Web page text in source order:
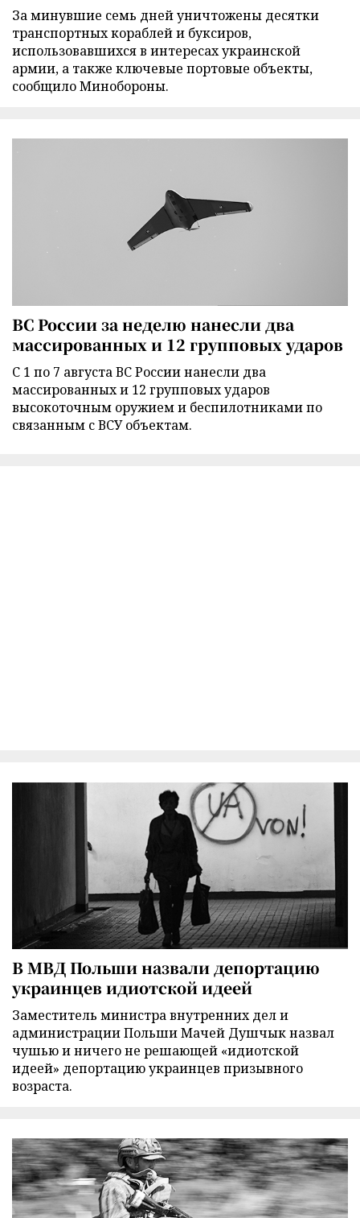
За минувшие семь дней уничтожены десятки
транспортных кораблей и буксиров,
использовавшихся в интересах украинской
армии, а также ключевые портовые объекты,
сообщило Минобороны.
ВС России за неделю нанесли два
массированных и 12 групповых ударов
С 1 по 7 августа ВС России нанесли два
массированных и 12 групповых ударов
высокоточным оружием и беспилотниками по
связанным с ВСУ объектам.
В МВД Польши назвали депортацию
украинцев идиотской идеей
Заместитель министра внутренних дел и
администрации Польши Мачей Душчык назвал
чушью и ничего не решающей «идиотской
идеей» депортацию украинцев призывного
возраста.